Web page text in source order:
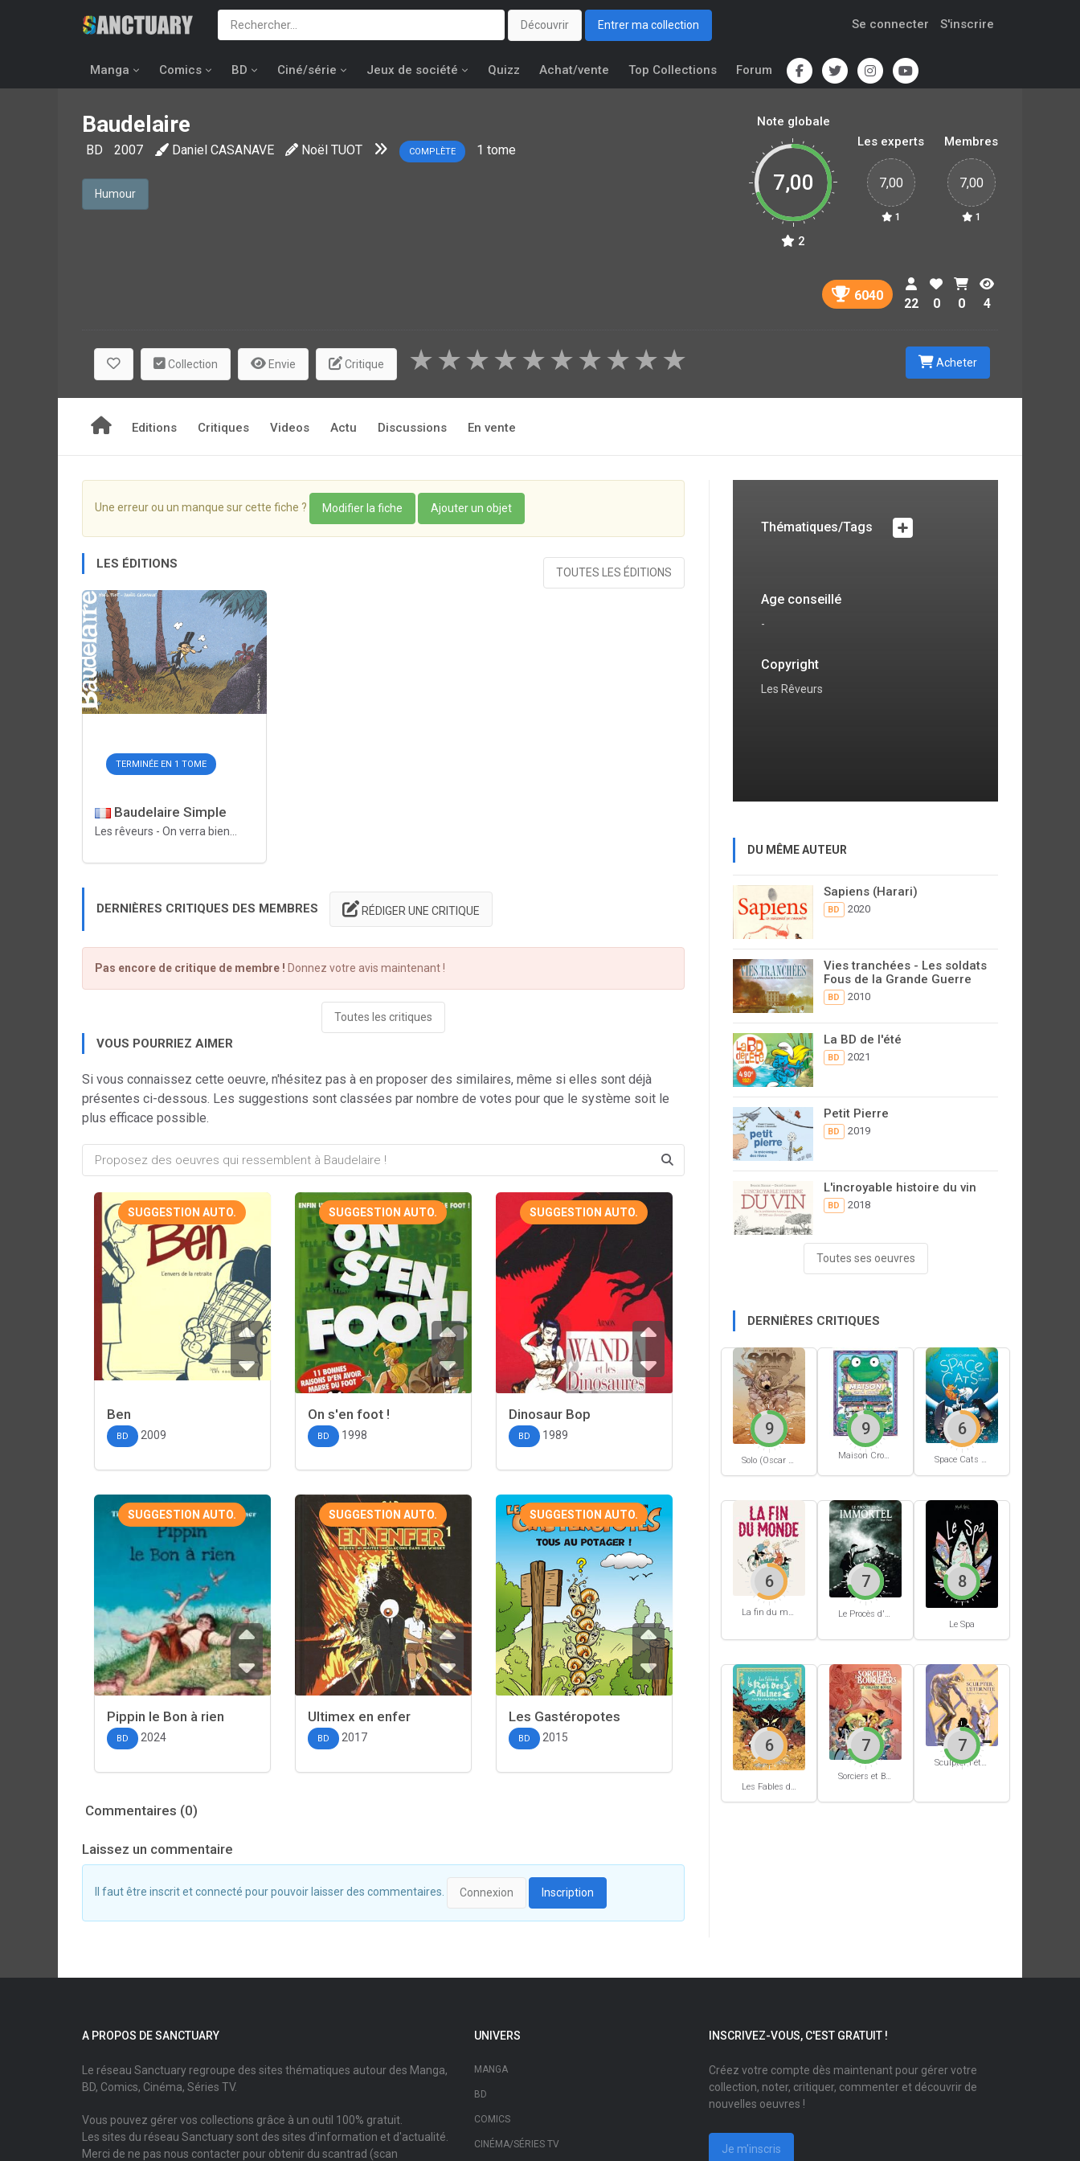
Découvrir Entrer ma collection Se connecter S'inscrire
Manga Comics BD Ciné/série Jeux de société Quizz Achat/vente Top Collections Forum
Baudelaire
BD 2007 Daniel CASANAVE Noël TUOT COMPLÈTE 1 tome
Humour
Note globale
7,00
2
Les experts
7,00
1
Membres
7,00
1
6040
22 0 0 4
Collection Envie Critique ★
★
★
★
★
★
★
★
★
★ Acheter
Editions Critiques Videos Actu Discussions En vente
Une erreur ou un manque sur cette fiche ? Modifier la fiche Ajouter un objet
LES ÉDITIONS
TOUTES LES ÉDITIONS
TERMINÉE EN 1 TOME
Baudelaire Simple
Les rêveurs - On verra bien...
DERNIÈRES CRITIQUES DES MEMBRES RÉDIGER UNE CRITIQUE
Pas encore de critique de membre ! Donnez votre avis maintenant !
Toutes les critiques
VOUS POURRIEZ AIMER
Si vous connaissez cette oeuvre, n'hésitez pas à en proposer des similaires, même si elles sont déjà
présentes ci-dessous. Les suggestions sont classées par nombre de votes pour que le système soit le
plus efficace possible.
SUGGESTION AUTO.
Ben
BD 2009
SUGGESTION AUTO.
On s'en foot !
BD 1998
SUGGESTION AUTO.
Dinosaur Bop
BD 1989
SUGGESTION AUTO.
Pippin le Bon à rien
BD 2024
SUGGESTION AUTO.
Ultimex en enfer
BD 2017
SUGGESTION AUTO.
Les Gastéropotes
BD 2015
Commentaires (0)
Laissez un commentaire
Il faut être inscrit et connecté pour pouvoir laisser des commentaires. Connexion Inscription
Thématiques/Tags
Age conseillé
-
Copyright
Les Rêveurs
DU MÊME AUTEUR
Sapiens (Harari)
BD 2020
Vies tranchées - Les soldats
Fous de la Grande Guerre
BD 2010
La BD de l'été
BD 2021
Petit Pierre
BD 2019
L'incroyable histoire du vin
BD 2018
Toutes ses oeuvres
DERNIÈRES CRITIQUES
Solo (Oscar Martin) #1
9
Maison Croâ Croâ
9
Space Cats #1
6
La fin du monde (Stanislas)
6 7
Le Spa
8
Les Fables du Roi des Aulnes
6
Sorciers et Bourbiers #1
7
Sculpter l'éternité
7
A PROPOS DE SANCTUARY
Le réseau Sanctuary regroupe des sites thématiques autour des Manga,
BD, Comics, Cinéma, Séries TV.
Vous pouvez gérer vos collections grâce à un outil 100% gratuit.
Les sites du réseau Sanctuary sont des sites d'information et d'actualité.
Merci de ne pas nous contacter pour obtenir du scantrad (scan
UNIVERS
MANGA
BD
COMICS
CINÉMA/SÉRIES TV
INSCRIVEZ-VOUS, C'EST GRATUIT !
Créez votre compte dès maintenant pour gérer votre
collection, noter, critiquer, commenter et découvrir de
nouvelles oeuvres !
Je m'inscris